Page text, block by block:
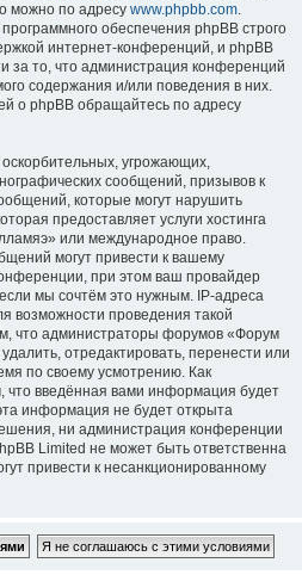
можно по адресу www.phpbb.com.
обеспечения phpBB строго
интернет-конференций, и phpBB
за то, что администрация конференций
содержания и/или поведения в них.
о phpBB обращайтесь по адресу
угрожающих,
сообщений, призывов к
которые могут нарушить
предоставляет услуги хостинга
или международное право.
могут привести к вашему
при этом ваш провайдер
мы сочтём это нужным. IP-адреса
возможности проведения такой
что администраторы форумов «Форум
отредактировать, перенести или
по своему усмотрению. Как
что введённая вами информация будет
информация не будет открыта
ни администрация конференции
Limited не может быть ответственна
привести к несанкционированному